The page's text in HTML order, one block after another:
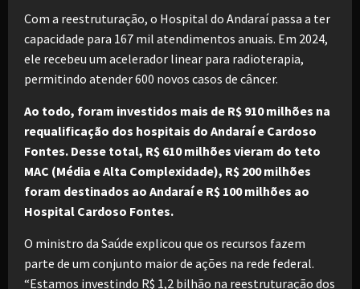
Com a reestruturação, o Hospital do Andaraí passa a ter
capacidade para 167 mil atendimentos anuais. Em 2024,
ele recebeu um acelerador linear para radioterapia,
permitindo atender 600 novos casos de câncer.
Ao todo, foram investidos mais de R$ 910 milhões na
requalificação dos hospitais do Andaraí e Cardoso
Fontes. Desse total, R$ 610 milhões vieram do teto
MAC (Média e Alta Complexidade), R$ 200 milhões
foram destinados ao Andaraí e R$ 100 milhões ao
Hospital Cardoso Fontes.
O ministro da Saúde explicou que os recursos fazem
parte de um conjunto maior de ações na rede federal.
“Estamos investindo R$ 1,2 bilhão na reestruturação dos